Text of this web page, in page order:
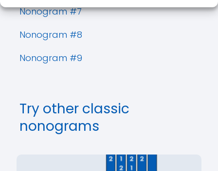
Nonogram #7
Nonogram #8
Nonogram #9
Try other classic
nonograms